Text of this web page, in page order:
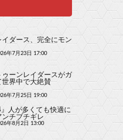
イダース、完全にモン
年7月23日 17:00
ゥーンレイダースがガ
界中で大絶賛
年7月25日 19:00
人が多くても快適に
チブチギレ
年8月2日 13:00